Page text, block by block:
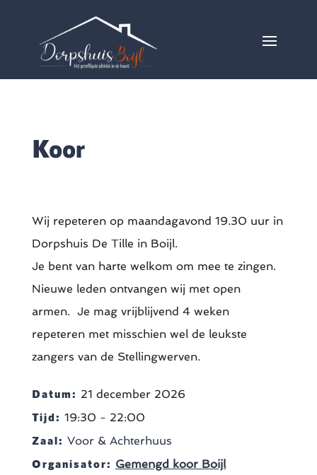
Koor
Wij repeteren op maandagavond 19.30 uur in
Dorpshuis De Tille in Boijl.
Je bent van harte welkom om mee te zingen.
Nieuwe leden ontvangen wij met open
armen. Je mag vrijblijvend 4 weken
repeteren met misschien wel de leukste
zangers van de Stellingwerven.
Datum: 21 december 2026
Tijd: 19:30 - 22:00
Zaal: Voor & Achterhuus
Organisator: Gemengd koor Boijl